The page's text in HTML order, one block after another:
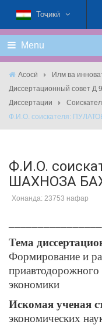
Тоҷикӣ
Menu
Асосӣ
Илм ва
Диссертационный совет Д
Диссертации
Ф.И.О. соискателя:
Ф.И.О.
ШАХНОЗА
Хонанда: 23753 нафар
Тема
Формирование и
экономики
Искомая ученая
экономических